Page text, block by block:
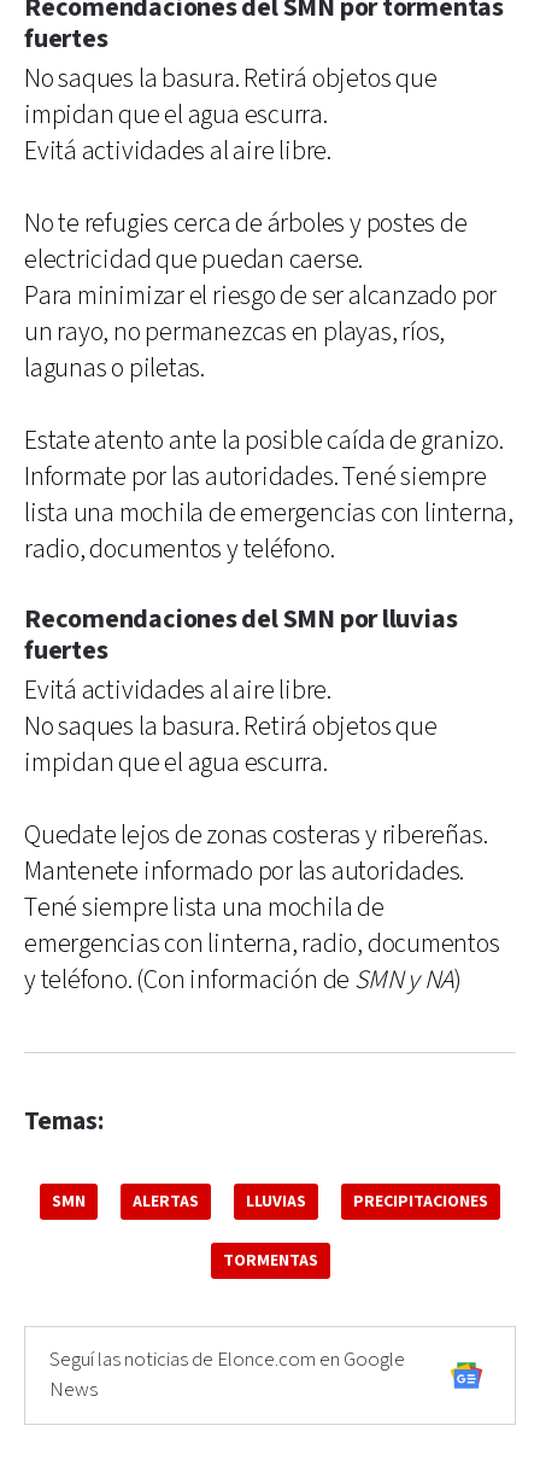
Recomendaciones del SMN por tormentas
fuertes
No saques la basura. Retirá objetos que
impidan que el agua escurra.
Evitá actividades al aire libre.
No te refugies cerca de árboles y postes de
electricidad que puedan caerse.
Para minimizar el riesgo de ser alcanzado por
un rayo, no permanezcas en playas, ríos,
lagunas o piletas.
Estate atento ante la posible caída de granizo.
Informate por las autoridades. Tené siempre
lista una mochila de emergencias con linterna,
radio, documentos y teléfono.
Recomendaciones del SMN por lluvias
fuertes
Evitá actividades al aire libre.
No saques la basura. Retirá objetos que
impidan que el agua escurra.
Quedate lejos de zonas costeras y ribereñas.
Mantenete informado por las autoridades.
Tené siempre lista una mochila de
emergencias con linterna, radio, documentos
y teléfono. (Con información de SMN y NA)
Temas:
SMN ALERTAS LLUVIAS PRECIPITACIONES
TORMENTAS
Seguí las noticias de Elonce.com en Google
News